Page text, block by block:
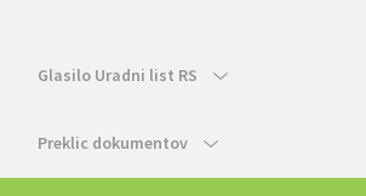
Glasilo Uradni list RS
Preklic dokumentov